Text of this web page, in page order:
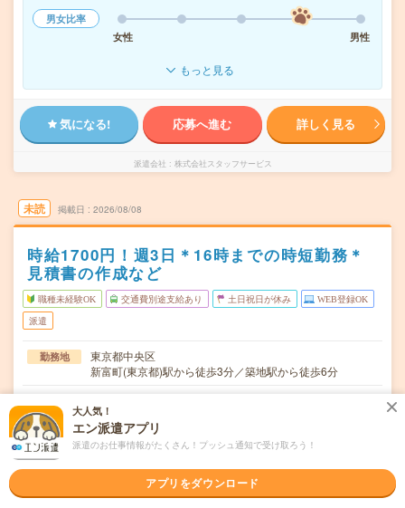
男女比率
女性
男性
もっと見る
気になる! 応募へ進む 詳しく見る
派遣会社 株式会社スタッフサービス
未読 掲載日 2026/08/08
時給1700円！週3日＊16時までの時短勤務＊
見積書の作成など
職種未経験OK 交通費別途支給あり 土日祝日が休み WEB登録OK
派遣
勤務地
東京都中央区
新富町(東京都)駅から徒歩3分／築地駅から徒歩6分
相談可能です。
時間
10:00～16:00 ※休憩は60分。※9時～18時の勤務も相談可
【急募】即日～長期 ※開始日はご相談可能です！ ※8月
大人気！
エン派遣アプリ
派遣のお仕事情報がたくさん！プッシュ通知で受け取ろう！
アプリをダウンロード